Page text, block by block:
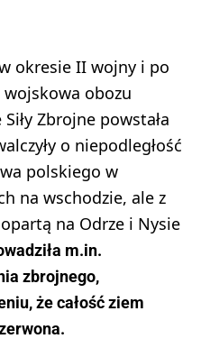
okresie II wojny i po
obozu
Zbrojne powstała
o niepodległość
polskiego w
na wschodzie, ale z
na Odrze i Nysie
m.in.
zbrojnego,
że całość ziem